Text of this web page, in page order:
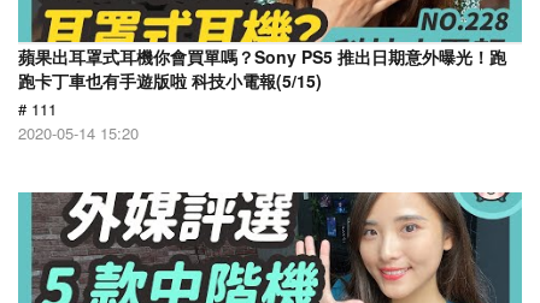
蘋果出耳罩式耳機你會買單嗎？Sony PS5 推出日期意外曝光！跑
跑卡丁車也有手遊版啦 科技小電報(5/15)
# 111
2020-05-14 15:20